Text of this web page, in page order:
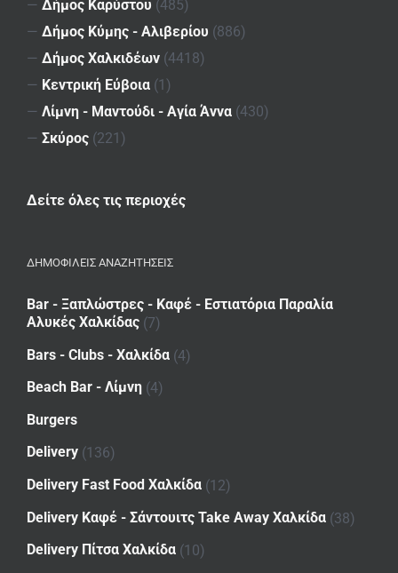
— Δήμος Καρύστου (485)
— Δήμος Κύμης - Αλιβερίου (886)
— Δήμος Χαλκιδέων (4418)
— Κεντρική Εύβοια (1)
— Λίμνη - Μαντούδι - Αγία Άννα (430)
— Σκύρος (221)
Δείτε όλες τις περιοχές
ΔΗΜΟΦΙΛΕΙΣ ΑΝΑΖΗΤΗΣΕΙΣ
Bar - Ξαπλώστρες - Καφέ - Εστιατόρια Παραλία
Αλυκές Χαλκίδας (7)
Bars - Clubs - Χαλκίδα (4)
Beach Bar - Λίμνη (4)
Burgers
Delivery (136)
Delivery Fast Food Χαλκίδα (12)
Delivery Καφέ - Σάντουιτς Take Away Χαλκίδα (38)
Delivery Πίτσα Χαλκίδα (10)